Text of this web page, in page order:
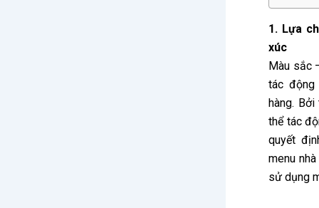
1. Lựa
xúc
Màu sắc
tác động
hàng.
thể tác
quyết
menu
sử dụng